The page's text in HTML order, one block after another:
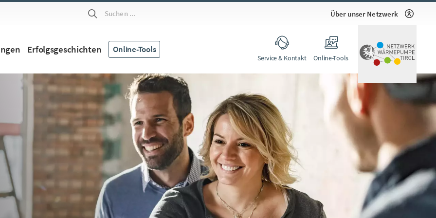
Suchen ... Über unser Netzwerk
Erfolgsgeschichten Online-Tools
Service & Kontakt Online-Tools